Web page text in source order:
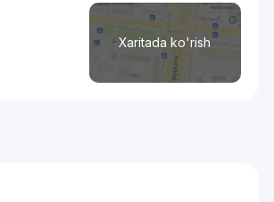
Xaritada ko'rish